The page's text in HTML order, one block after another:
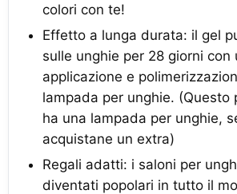
colori con te!
Effetto a lunga durata: il gel
sulle unghie per 28 giorni con
applicazione e
lampada per unghie. (Questo
ha una lampada per unghie,
acquistane un extra)
Regali adatti: i saloni per
diventati popolari in tutto il